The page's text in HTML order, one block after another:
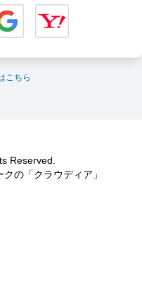
こちら
Reserved.
の「クラウディア」